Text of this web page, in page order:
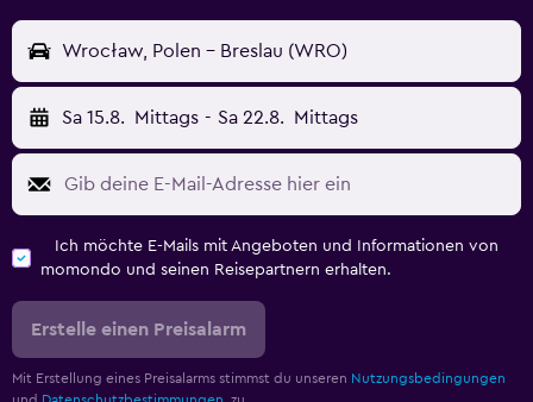
Wrocław, Polen - Breslau (WRO)
Sa 15.8. Mittags - Sa 22.8. Mittags
Ich möchte E-Mails mit Angeboten und Informationen von
momondo und seinen Reisepartnern erhalten.
Erstelle einen Preisalarm
Mit Erstellung eines Preisalarms stimmst du unseren Nutzungsbedingungen